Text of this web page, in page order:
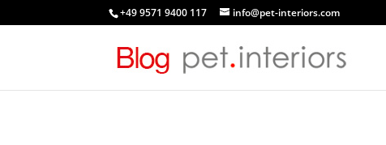
+49 9571 9400 117 info@pet-interiors.com